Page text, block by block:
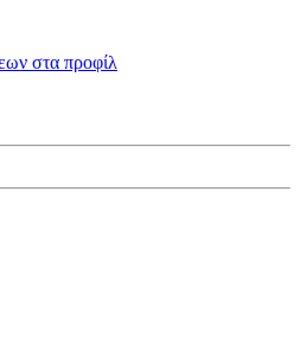
στα προφίλ